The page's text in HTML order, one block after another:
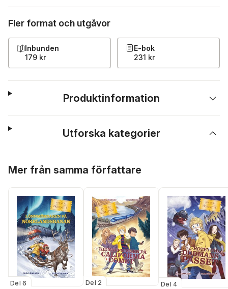
Fler format och utgåvor
Inbunden
179 kr
E-bok
231 kr
Produktinformation
Utforska kategorier
Mer från samma författare
Del 6 Del 2 Del 4